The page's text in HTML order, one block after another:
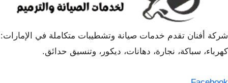
شركة أفنان تقدم خدمات صيانة وتشطيبات متكاملة في الإمارات:
كهرباء، سباكة، نجارة، دهانات، ديكور، وتنسيق حدائق.